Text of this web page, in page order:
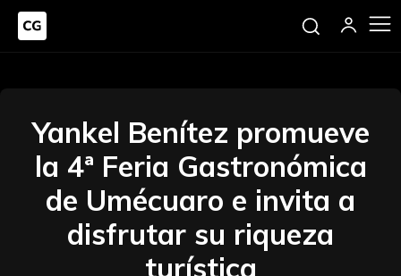
Yankel Benítez promueve
la 4ª Feria Gastronómica
de Umécuaro e invita a
disfrutar su riqueza
turística